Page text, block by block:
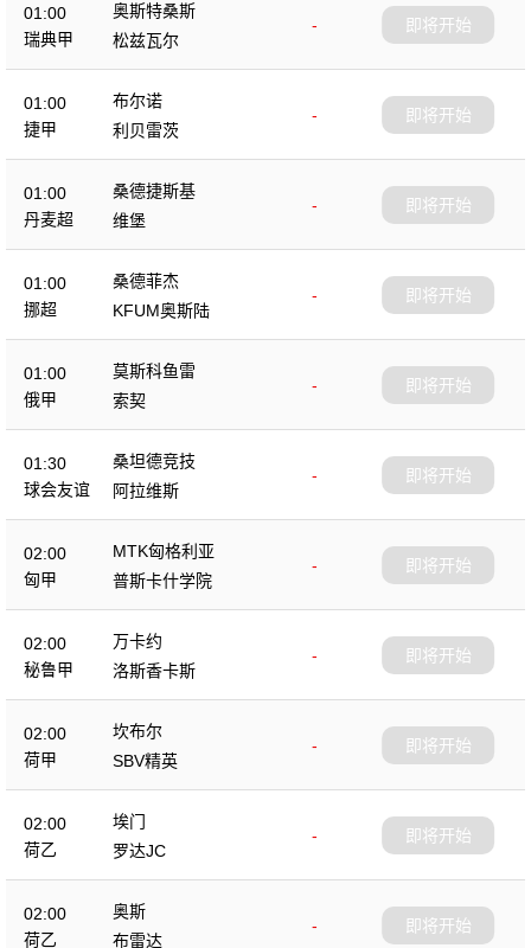
01:00
瑞典甲
奥斯特桑斯
-
松兹瓦尔
即将开始
01:00
捷甲
布尔诺
-
利贝雷茨
即将开始
01:00
丹麦超
桑德捷斯基
-
维堡
即将开始
01:00
挪超
桑德菲杰
-
KFUM奥斯陆
即将开始
01:00
俄甲
莫斯科鱼雷
-
索契
即将开始
01:30
球会友谊
桑坦德竞技
-
阿拉维斯
即将开始
02:00
匈甲
MTK匈格利亚
-
普斯卡什学院
即将开始
02:00
秘鲁甲
万卡约
-
洛斯香卡斯
即将开始
02:00
荷甲
坎布尔
-
SBV精英
即将开始
02:00
荷乙
埃门
-
罗达JC
即将开始
02:00
荷乙
奥斯
-
布雷达
即将开始